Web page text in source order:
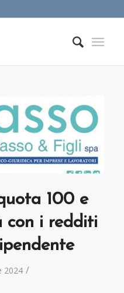
100 e
con i redditi
2024 /